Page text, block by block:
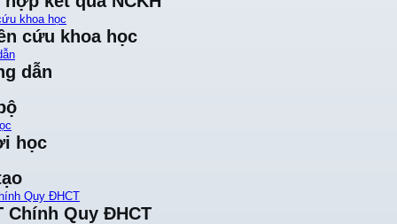
khoa học
cứu khoa học
dẫn
học
Quy ĐHCT
Chính Quy ĐHCT